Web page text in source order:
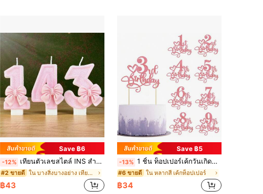
Save ฿6
-12% เทียนตัวเลขสไตล์ INS สำหรับสาวๆ ตกแต่งโบว์ประกายสีชมพู, ตกแต่งโต๊ะงานแต่งงานแบบโรแมนติก, อุปกรณ์ถ่ายภาพเค้กหวาน
#2 ขายดี ใน บางสิ่งบางอย่าง เทียนวันเกิด
฿43
Save ฿5
-13% 1 ชิ้น ท็อปเปอร์เค้กวันเกิดสีชมพูกลิตเตอร์, เหมาะสำหรับวันเกิด 1-18 ปี, อุปกรณ์สำหรับเค้กวันเกิด, ของตกแต่งงานเลี้ยงวันเกิด 1-18 ปี - สีชมพูกลิตเตอร์
#6 ขายดี ใน หลากสี เค้กท็อปเปอร์
฿34